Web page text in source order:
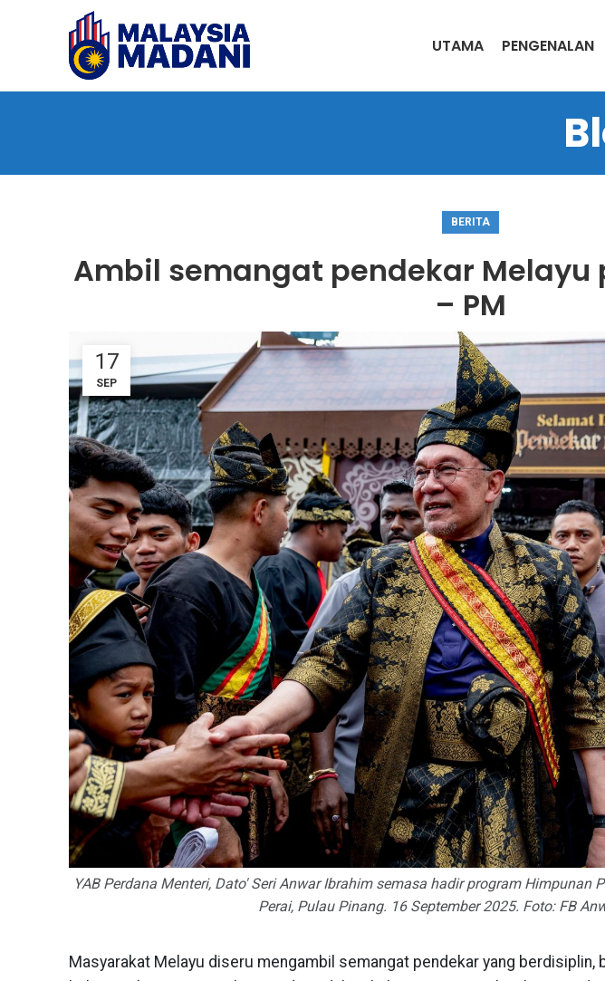
UTAMA PENGENALAN
BERITA
Ambil semangat pendekar Melayu
– PM
YAB Perdana Menteri, Dato' Seri Anwar Ibrahim semasa hadir program Himpunan
Perai, Pulau Pinang. 16 September 2025. Foto: FB
17
SEP
Masyarakat Melayu diseru mengambil semangat pendekar yang berdisiplin,